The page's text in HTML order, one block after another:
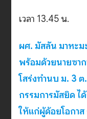
เวลา 13.45 น.
ผศ. มัสลัน มาหะม
พร้อมด้วยนายซาก
โสร่งทำนบ ม. 3 ต
กรรมการมัสยิด
ให้แก่ผู้ด้อยโอกา